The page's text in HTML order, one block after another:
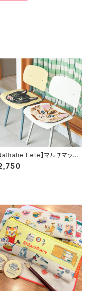
Lete】マルチマット